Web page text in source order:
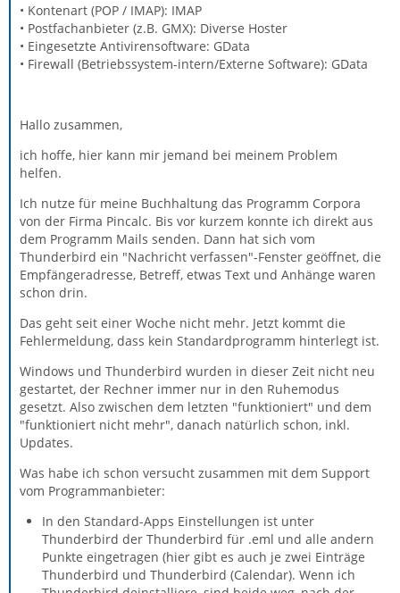
• Kontenart (POP / IMAP): IMAP
• Postfachanbieter (z.B. GMX): Diverse Hoster
• Eingesetzte Antivirensoftware: GData
• Firewall (Betriebssystem-intern/Externe Software): GData
Hallo zusammen,
ich hoffe, hier kann mir jemand bei meinem Problem
helfen.
Ich nutze für meine Buchhaltung das Programm Corpora
von der Firma Pincalc. Bis vor kurzem konnte ich direkt aus
dem Programm Mails senden. Dann hat sich vom
Thunderbird ein "Nachricht verfassen"-Fenster geöffnet, die
Empfängeradresse, Betreff, etwas Text und Anhänge waren
schon drin.
Das geht seit einer Woche nicht mehr. Jetzt kommt die
Fehlermeldung, dass kein Standardprogramm hinterlegt ist.
Windows und Thunderbird wurden in dieser Zeit nicht neu
gestartet, der Rechner immer nur in den Ruhemodus
gesetzt. Also zwischen dem letzten "funktioniert" und dem
"funktioniert nicht mehr", danach natürlich schon, inkl.
Updates.
Was habe ich schon versucht zusammen mit dem Support
vom Programmanbieter:
In den Standard-Apps Einstellungen ist unter
Thunderbird der Thunderbird für .eml und alle andern
Punkte eingetragen (hier gibt es auch je zwei Einträge
Thunderbird und Thunderbird (Calendar). Wenn ich